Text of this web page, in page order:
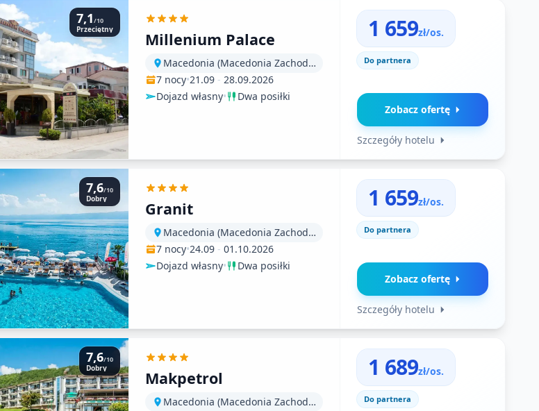
7,1/10
Przeciętny Millenium Palace
Macedonia (Macedonia Zachodnia)
7 nocy•21.09 - 28.09.2026
Dojazd własny• Dwa posiłki
1 659zł/os.
Do partnera
Zobacz ofertę
Szczegóły hotelu
7,6/10
Dobry Granit
Macedonia (Macedonia Zachodnia)
7 nocy•24.09 - 01.10.2026
Dojazd własny• Dwa posiłki
1 659zł/os.
Do partnera
Zobacz ofertę
Szczegóły hotelu
7,6/10
Dobry Makpetrol
Macedonia (Macedonia Zachodnia)
1 689zł/os.
Do partnera